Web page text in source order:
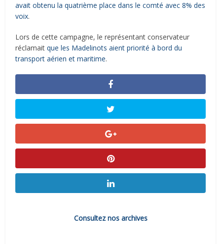
avait obtenu la quatrième place dans le comté avec 8% des
voix.
Lors de cette campagne, le représentant conservateur
réclamaitque les Madelinots aient priorité à bord du
transport aérien et maritime.
Consultez nos archives